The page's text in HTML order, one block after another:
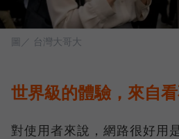
圖／ 台灣大哥大
世界級的體驗，來自
對使用者來說，網路很好用